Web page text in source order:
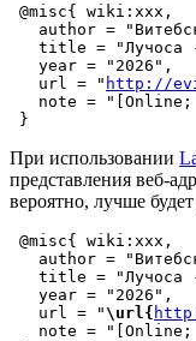
@misc{ wiki:xxx,
author =
title = "Лучоса
   year = "2026",
   url = "
http://
note =
При использовании
представления веб-
вероятно, лучше будет
@misc{ wiki:xxx,
author =
title = "Лучоса
   year = "2026",
   url = "
\url{
note =